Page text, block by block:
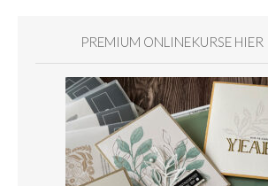
PREMIUM ONLINEKURSE HIER